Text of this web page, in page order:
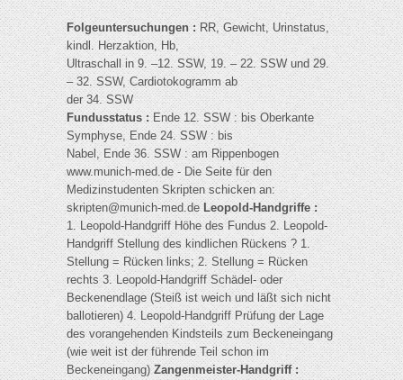
Folgeuntersuchungen :RR, Gewicht, Urinstatus,
kindl. Herzaktion, Hb,
Ultraschall in 9. –12. SSW, 19. – 22. SSW und 29.
– 32. SSW, Cardiotokogramm ab
der 34. SSW
Fundusstatus :Ende 12. SSW : bis Oberkante
Symphyse, Ende 24. SSW : bis
Nabel, Ende 36. SSW : am Rippenbogen
www.munich-med.de - Die Seite für den
Medizinstudenten Skripten schicken an:
skripten@munich-med.de Leopold-Handgriffe :
1. Leopold-Handgriff Höhe des Fundus 2. Leopold-
Handgriff Stellung des kindlichen Rückens ? 1.
Stellung = Rücken links; 2. Stellung = Rücken
rechts 3. Leopold-Handgriff Schädel- oder
Beckenendlage (Steiß ist weich und läßt sich nicht
ballotieren) 4. Leopold-Handgriff Prüfung der Lage
des vorangehenden Kindsteils zum Beckeneingang
(wie weit ist der führende Teil schon im
Beckeneingang)Zangenmeister-Handgriff :